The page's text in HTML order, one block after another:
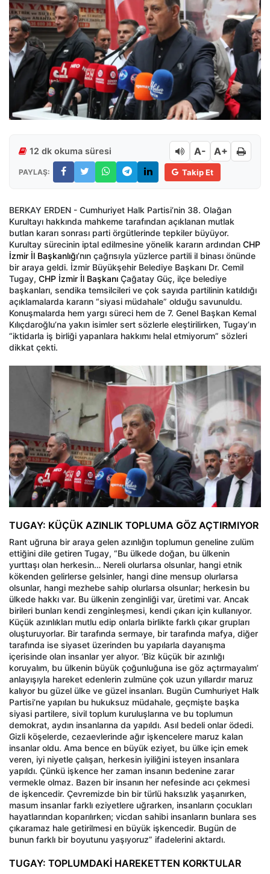
12 dk okuma süresi A- A+
PAYLAŞ: Takip Et
BERKAY ERDEN - Cumhuriyet Halk Partisi’nin 38. Olağan
Kurultayı hakkında mahkeme tarafından açıklanan mutlak
butlan kararı sonrası parti örgütlerinde tepkiler büyüyor.
Kurultay sürecinin iptal edilmesine yönelik kararın ardından CHP
İzmir İl Başkanlığı’nın çağrısıyla yüzlerce partili il binası önünde
bir araya geldi. İzmir Büyükşehir Belediye Başkanı Dr. Cemil
Tugay, CHP İzmir İl Başkanı Çağatay Güç, ilçe belediye
başkanları, sendika temsilcileri ve çok sayıda partilinin katıldığı
açıklamalarda kararın “siyasi müdahale” olduğu savunuldu.
Konuşmalarda hem yargı süreci hem de 7. Genel Başkan Kemal
Kılıçdaroğlu’na yakın isimler sert sözlerle eleştirilirken, Tugay’ın
“iktidarla iş birliği yapanlara hakkımı helal etmiyorum” sözleri
dikkat çekti.
TUGAY: KÜÇÜK AZINLIK TOPLUMA GÖZ AÇTIRMIYOR
Rant uğruna bir araya gelen azınlığın toplumun geneline zulüm
ettiğini dile getiren Tugay, “Bu ülkede doğan, bu ülkenin
yurttaşı olan herkesin… Nereli olurlarsa olsunlar, hangi etnik
kökenden gelirlerse gelsinler, hangi dine mensup olurlarsa
olsunlar, hangi mezhebe sahip olurlarsa olsunlar; herkesin bu
ülkede hakkı var. Bu ülkenin zenginliği var, üretimi var. Ancak
birileri bunları kendi zenginleşmesi, kendi çıkarı için kullanıyor.
Küçük azınlıkları mutlu edip onlarla birlikte farklı çıkar grupları
oluşturuyorlar. Bir tarafında sermaye, bir tarafında mafya, diğer
tarafında ise siyaset üzerinden bu yapılarla dayanışma
içerisinde olan insanlar yer alıyor. ‘Biz küçük bir azınlığı
koruyalım, bu ülkenin büyük çoğunluğuna ise göz açtırmayalım’
anlayışıyla hareket edenlerin zulmüne çok uzun yıllardır maruz
kalıyor bu güzel ülke ve güzel insanları. Bugün Cumhuriyet Halk
Partisi’ne yapılan bu hukuksuz müdahale, geçmişte başka
siyasi partilere, sivil toplum kuruluşlarına ve bu toplumun
demokrat, aydın insanlarına da yapıldı. Asıl bedeli onlar ödedi.
Gizli köşelerde, cezaevlerinde ağır işkencelere maruz kalan
insanlar oldu. Ama bence en büyük eziyet, bu ülke için emek
veren, iyi niyetle çalışan, herkesin iyiliğini isteyen insanlara
yapıldı. Çünkü işkence her zaman insanın bedenine zarar
vermekle olmaz. Bazen bir insanın her nefesinde acı çekmesi
de işkencedir. Çevremizde bin bir türlü haksızlık yaşanırken,
masum insanlar farklı eziyetlere uğrarken, insanların çocukları
hayatlarından koparılırken; vicdan sahibi insanların bunlara ses
çıkaramaz hale getirilmesi en büyük işkencedir. Bugün de
bunun farklı bir boyutunu yaşıyoruz” ifadelerini aktardı.
TUGAY: TOPLUMDAKİ HAREKETTEN KORKTULAR